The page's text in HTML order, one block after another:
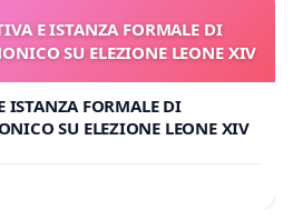
E ISTANZA FORMALE DI
SU ELEZIONE LEONE XIV
ISTANZA FORMALE DI
SU ELEZIONE LEONE XIV